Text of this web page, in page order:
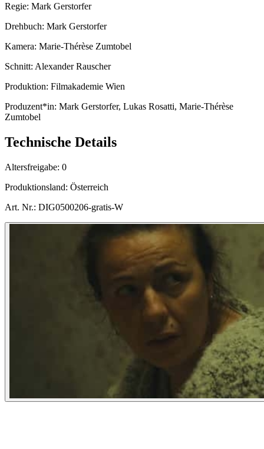
Regie: Mark Gerstorfer
Drehbuch: Mark Gerstorfer
Kamera: Marie-Thérèse Zumtobel
Schnitt: Alexander Rauscher
Produktion: Filmakademie Wien
Produzent*in: Mark Gerstorfer, Lukas Rosatti, Marie-Thérèse
Zumtobel
Technische Details
Altersfreigabe: 0
Produktionsland: Österreich
Art. Nr.: DIG0500206-gratis-W